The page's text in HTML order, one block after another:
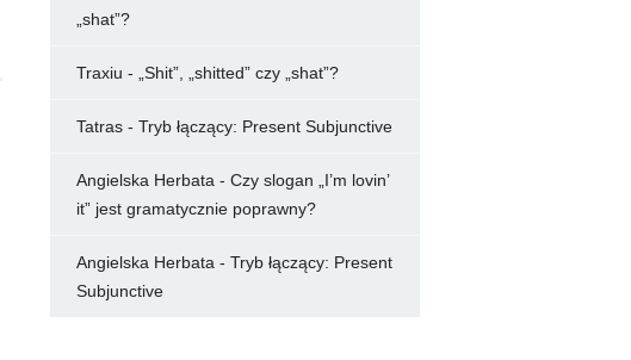
„shat”?
Traxiu - „Shit”, „shitted” czy „shat”?
Tatras- Tryb łączący: Present Subjunctive
Angielska Herbata - Czy slogan „I’m lovin’
it” jest gramatycznie poprawny?
Angielska Herbata - Tryb łączący: Present
Subjunctive